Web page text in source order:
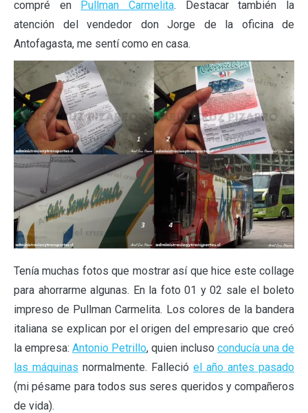
compré en Pullman Carmelita. Destacar también la
atención del vendedor don Jorge de la oficina de
Antofagasta, me sentí como en casa.
Tenía muchas fotos que mostrar así que hice este collage
para ahorrarme algunas. En la foto 01 y 02 sale el boleto
impreso de Pullman Carmelita. Los colores de la bandera
italiana se explican por el origen del empresario que creó
la empresa: Antonio Petrillo, quien incluso conducía una de
las máquinas normalmente. Falleció el año antes pasado
(mi pésame para todos sus seres queridos y compañeros
de vida).